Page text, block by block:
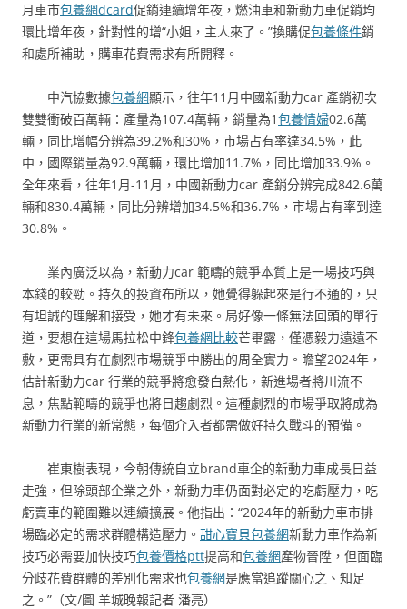
月車市包養網dcard促銷連續增年夜，燃油車和新動力車促銷均
環比增年夜，針對性的增“小姐，主人來了。”換購促包養條件銷
和處所補助，購車花費需求有所開釋。
中汽協數據包養網顯示，往年11月中國新動力car 產銷初次
雙雙衝破百萬輛：產量為107.4萬輛，銷量為1包養情婦02.6萬
輛，同比增幅分辨為39.2%和30%，市場占有率達34.5%，此
中，國際銷量為92.9萬輛，環比增加11.7%，同比增加33.9%。
全年來看，往年1月-11月，中國新動力car 產銷分辨完成842.6萬
輛和830.4萬輛，同比分辨增加34.5%和36.7%，市場占有率到達
30.8%。
業內廣泛以為，新動力car 範疇的競爭本質上是一場技巧與
本錢的較勁。持久的投資布所以，她覺得躲起來是行不通的，只
有坦誠的理解和接受，她才有未來。局好像一條無法回頭的單行
道，要想在這場馬拉松中鋒包養網比較芒畢露，僅憑毅力遠遠不
敷，更需具有在劇烈市場競爭中勝出的周全實力。瞻望2024年，
估計新動力car 行業的競爭將愈發白熱化，新進場者將川流不
息，焦點範疇的競爭也將日趨劇烈。這種劇烈的市場爭取將成為
新動力行業的新常態，每個介入者都需做好持久戰斗的預備。
崔東樹表現，今朝傳統自立brand車企的新動力車成長日益
走強，但除頭部企業之外，新動力車仍面對必定的吃虧壓力，吃
虧賣車的範圍難以連續擴展。他指出：“2024年的新動力車市排
場臨必定的需求群體構造壓力。 甜心寶貝包養網新動力車作為新
技巧必需要加快技巧包養價格ptt提高和包養網產物晉陞，但面臨
分歧花費群體的差別化需求也包養網是應當追蹤關心之、知足
之。”（文/圖 羊城晚報記者 潘亮）